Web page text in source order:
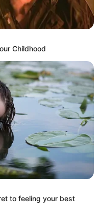
Childhood
to feeling your best